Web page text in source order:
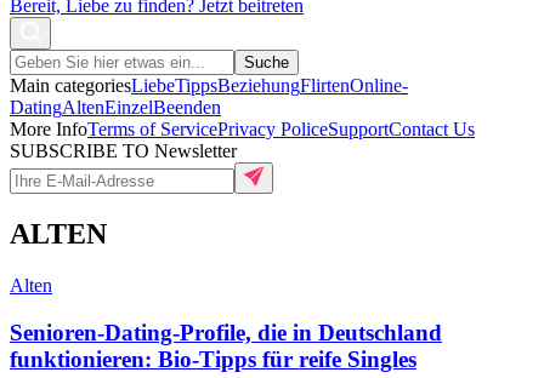
Bereit, Liebe zu finden? Jetzt beitreten
Suche
Main categoriesLiebeTippsBeziehungFlirtenOnline-
DatingAltenEinzelBeenden
More InfoTerms of ServicePrivacy PoliceSupportContact Us
SUBSCRIBE TO Newsletter
ALTEN
Alten
Senioren-Dating-Profile, die in Deutschland
funktionieren: Bio-Tipps für reife Singles